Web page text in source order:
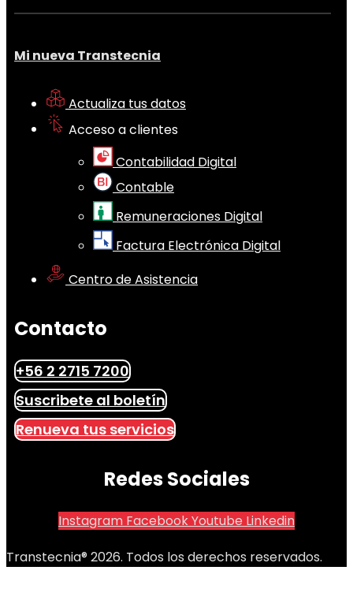
Mi nueva Transtecnia
Actualiza tus datos
Acceso a clientes
Contabilidad Digital
Contable
Remuneraciones Digital
Factura Electrónica Digital
Centro de Asistencia
Contacto
+56 2 2715 7200
Suscribete al boletín
Renueva tus servicios
Redes Sociales
Instagram FacebookYoutube Linkedin
Transtecnia® 2026. Todos los derechos reservados.